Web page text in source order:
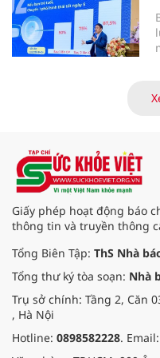
Giấy phép hoạt động báo
thông tin và truyền thông
Tổng Biên Tập: ThS Nhà
Tổng thư ký tòa soạn: Nhà
Trụ sở chính: Tầng 2, Căn
, Hà Nội
Hotline: 0898582228. Email: